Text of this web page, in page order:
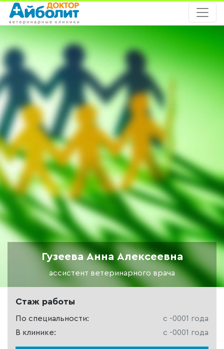
Гузеева Анна Алексеевна
ассистент ветеринарного врача
Стаж работы
По специальности:
c -0001 года
В клинике:
c -0001 года